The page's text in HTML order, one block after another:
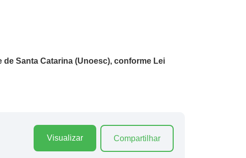
Santa Catarina (Unoesc), conforme Lei
Visualizar Compartilhar